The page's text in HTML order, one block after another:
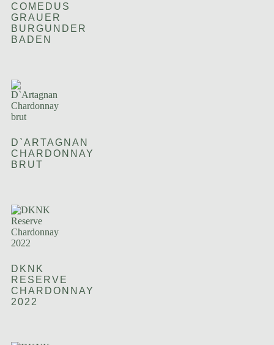
COMEDUS
GRAUER
BURGUNDER
BADEN
D`ARTAGNAN
CHARDONNAY
BRUT
DKNK
RESERVE
CHARDONNAY
2022